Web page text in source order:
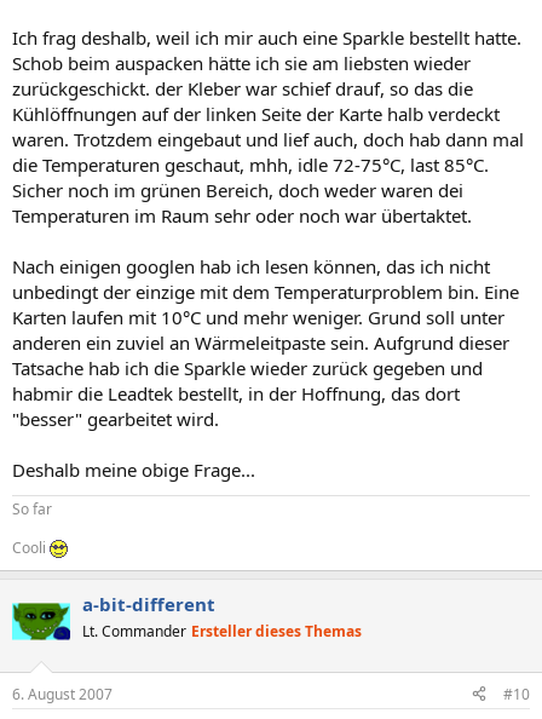
Ich frag deshalb, weil ich mir auch eine Sparkle bestellt hatte.
Schob beim auspacken hätte ich sie am liebsten wieder
zurückgeschickt. der Kleber war schief drauf, so das die
Kühlöffnungen auf der linken Seite der Karte halb verdeckt
waren. Trotzdem eingebaut und lief auch, doch hab dann mal
die Temperaturen geschaut, mhh, idle 72-75°C, last 85°C.
Sicher noch im grünen Bereich, doch weder waren dei
Temperaturen im Raum sehr oder noch war übertaktet.
Nach einigen googlen hab ich lesen können, das ich nicht
unbedingt der einzige mit dem Temperaturproblem bin. Eine
Karten laufen mit 10°C und mehr weniger. Grund soll unter
anderen ein zuviel an Wärmeleitpaste sein. Aufgrund dieser
Tatsache hab ich die Sparkle wieder zurück gegeben und
habmir die Leadtek bestellt, in der Hoffnung, das dort
"besser" gearbeitet wird.
Deshalb meine obige Frage...
So far
Cooli
a-bit-different
Lt. Commander Ersteller dieses Themas
6. August 2007 #10